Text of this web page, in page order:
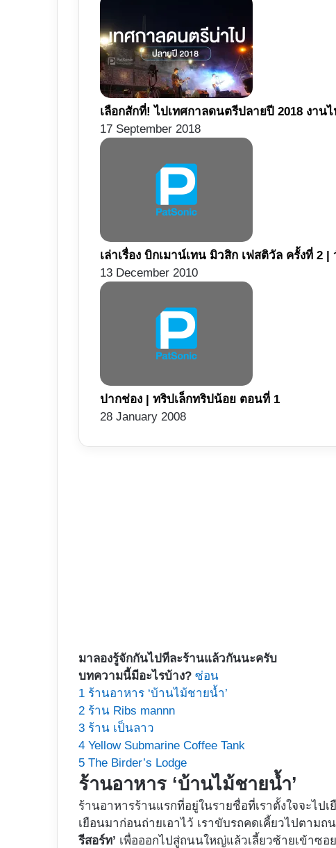
เลือกสักที่! ไปเทศกาลดนตรีปลายปี 2018 งาน
17 September 2018
เล่าเรื่อง บิกเมาน์เทน มิวสิก เฟสติวัล ครั้งที่ 2 |
13 December 2010
ปากช่อง | ทริปเล็กทริปน้อย ตอนที่ 1
28 January 2008
มาลองรู้จักกันไปทีละร้านแล้วกันนะครับ
บทความนี้มีอะไรบ้าง? ซ่อน
1 ร้านอาหาร ‘บ้านไม้ชายน้ำ’
2 ร้าน Ribs mannn
3 ร้าน เป็นลาว
4 Yellow Submarine Coffee Tank
5 The Birder’s Lodge
ร้านอาหาร ‘บ้านไม้ชายน้ำ’
ร้านอาหารร้านแรกที่อยู่ในรายชื่อที่เราตั้งใจจะไปเ
เยือนมาก่อนถ่ายเอาไว้ เราขับรถคดเคี้ยวไปตาม
รีสอร์ท’ เพื่อออกไปสู่ถนนใหญ่แล้วเลี้ยวซ้ายเข้าซ